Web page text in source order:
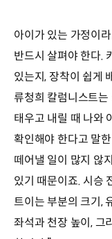
아이가 있는 가정이
반드시 살펴야 한다.
있는지, 장착이 쉽게
류청희 칼럼니스트
태우고 내릴 때 나와
확인해야 한다고 말
떼어낼 일이 많지 않
있기 때문이죠. 시승
트이는 부분의 크기,
좌석과 천장 높이, 그